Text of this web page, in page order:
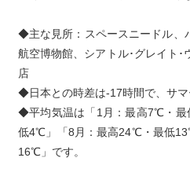
◆主な見所：スペースニードル、
航空博物館、シアトル･グレイト･
店
◆日本との時差は-17時間で、サマ
◆平均気温は「1月：最高7℃・
低4℃」「8月：最高24℃・最低